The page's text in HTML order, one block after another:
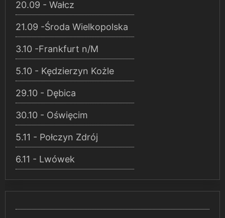
20.09 - Wałcz
21.09 -Środa Wielkopolska
3.10 -Frankfurt n/M
5.10 - Kędzierzyn Kożle
29.10 - Dębica
30.10 - Oświęcim
5.11 - Połczyn Zdrój
6.11 - Lwówek